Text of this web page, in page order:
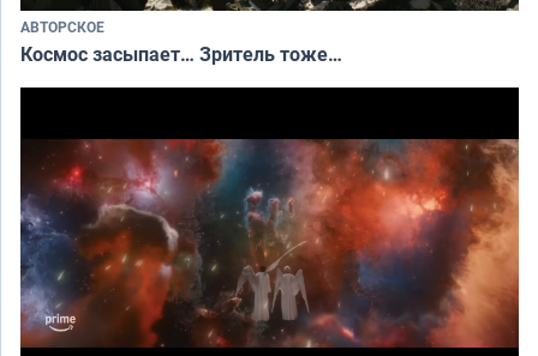
АВТОРСКОЕ
Космос засыпает… Зритель тоже…